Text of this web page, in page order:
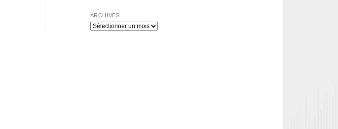
ARCHIVES
Archives